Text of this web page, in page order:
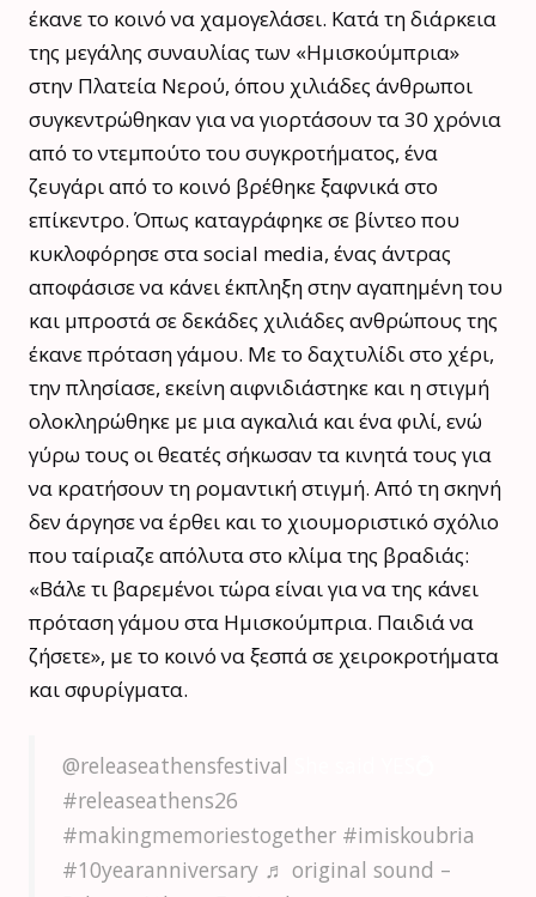
έκανε το κοινό να χαμογελάσει. Κατά τη διάρκεια
της μεγάλης συναυλίας των «Ημισκούμπρια»
στην Πλατεία Νερού, όπου χιλιάδες άνθρωποι
συγκεντρώθηκαν για να γιορτάσουν τα 30 χρόνια
από το ντεμπούτο του συγκροτήματος, ένα
ζευγάρι από το κοινό βρέθηκε ξαφνικά στο
επίκεντρο. Όπως καταγράφηκε σε βίντεο που
κυκλοφόρησε στα social media, ένας άντρας
αποφάσισε να κάνει έκπληξη στην αγαπημένη του
και μπροστά σε δεκάδες χιλιάδες ανθρώπους της
έκανε πρόταση γάμου. Με το δαχτυλίδι στο χέρι,
την πλησίασε, εκείνη αιφνιδιάστηκε και η στιγμή
ολοκληρώθηκε με μια αγκαλιά και ένα φιλί, ενώ
γύρω τους οι θεατές σήκωσαν τα κινητά τους για
να κρατήσουν τη ρομαντική στιγμή. Από τη σκηνή
δεν άργησε να έρθει και το χιουμοριστικό σχόλιο
που ταίριαζε απόλυτα στο κλίμα της βραδιάς:
«Βάλε τι βαρεμένοι τώρα είναι για να της κάνει
πρόταση γάμου στα Ημισκούμπρια. Παιδιά να
ζήσετε», με το κοινό να ξεσπά σε χειροκροτήματα
και σφυρίγματα.
@releaseathensfestival
#releaseathens26
#makingmemoriestogether #imiskoubria
#10yearanniversary ♬ original sound –